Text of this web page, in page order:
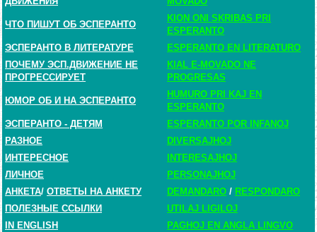
ЧТО ПИШУТ ОБ ЭСПЕРАНТО
KION ONI SKRIBAS PRI
ESPERANTO
ЭСПЕРАНТО В ЛИТЕРАТУРЕ
ESPERANTO EN LITERATURO
ПОЧЕМУ ЭСП.ДВИЖЕНИЕ НЕ
ПРОГРЕССИРУЕТ
KIAL E-MOVADO NE
PROGRESAS
ЮМОР ОБ И НА ЭСПЕРАНТО
HUMURO PRI KAJ EN
ESPERANTO
ЭСПЕРАНТО - ДЕТЯМ
ESPERANTO POR INFANOJ
РАЗНОЕ
DIVERSAJHOJ
ИНТЕРЕСНОЕ
INTERESAJHOJ
ЛИЧНОЕ
PERSONAJHOJ
АНКЕТА/ ОТВЕТЫ НА АНКЕТУ DEMANDARO / RESPONDARO
ПОЛЕЗНЫЕ ССЫЛКИ
UTILAJ LIGILOJ
IN ENGLISH
PAGHOJ EN ANGLA LINGVO